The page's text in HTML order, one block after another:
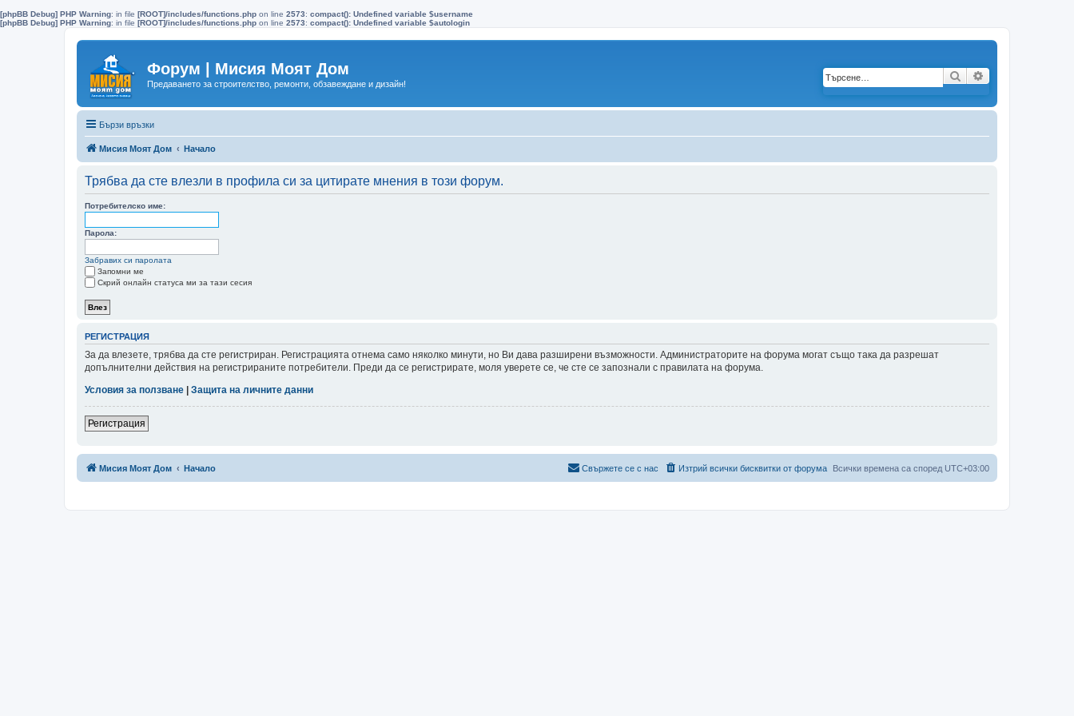
[phpBB Debug] PHP Warning: in file [ROOT]/includes/functions.php on line 2573: compact(): Undefined variable $username
[phpBB Debug] PHP Warning: in file [ROOT]/includes/functions.php on line 2573: compact(): Undefined variable $autologin
Форум | Мисия Моят Дом
Предаването за строителство, ремонти, обзавеждане и дизайн! Търсене
Бързи връзки
Мисия Моят Дом Начало
Трябва да сте влезли в профила си за цитирате мнения в този форум.
Потребителско име:
Парола:
Забравих си паролата
Запомни ме
Скрий онлайн статуса ми за тази сесия
РЕГИСТРАЦИЯ
За да влезете, трябва да сте регистриран. Регистрацията отнема само няколко минути, но Ви дава разширени възможности. Администраторите на форума могат също така да разрешат
допълнителни действия на регистрираните потребители. Преди да се регистрирате, моля уверете се, че сте се запознали с правилата на форума.
Условия за ползване
Защита на личните данни
Регистрация
Мисия Моят Дом Начало Всички времена са според UTC+03:00
Изтрий всички бисквитки от форума
Свържете се с нас